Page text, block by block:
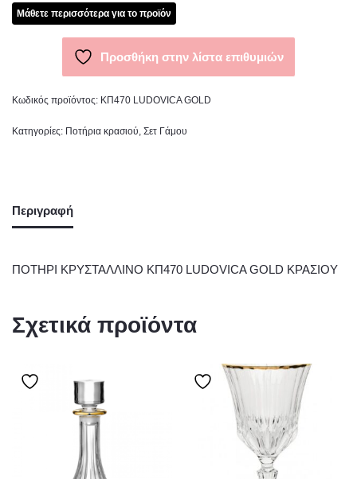
Μάθετε περισσότερα για το προϊόν
Προσθήκη στην λίστα επιθυμιών
Κωδικός προϊόντος: ΚΠ470 LUDOVICA GOLD
Κατηγορίες: Ποτήρια κρασιού, Σετ Γάμου
Περιγραφή
ΠΟΤΗΡΙ ΚΡΥΣΤΑΛΛΙΝΟ ΚΠ470 LUDOVICA GOLD ΚΡΑΣΙΟΥ
Σχετικά προϊόντα